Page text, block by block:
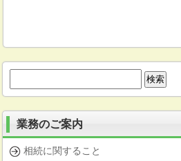
索:
業務のご案内
相続に関すること